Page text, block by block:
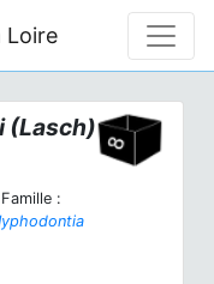
Loire
(Lasch)
Famille :